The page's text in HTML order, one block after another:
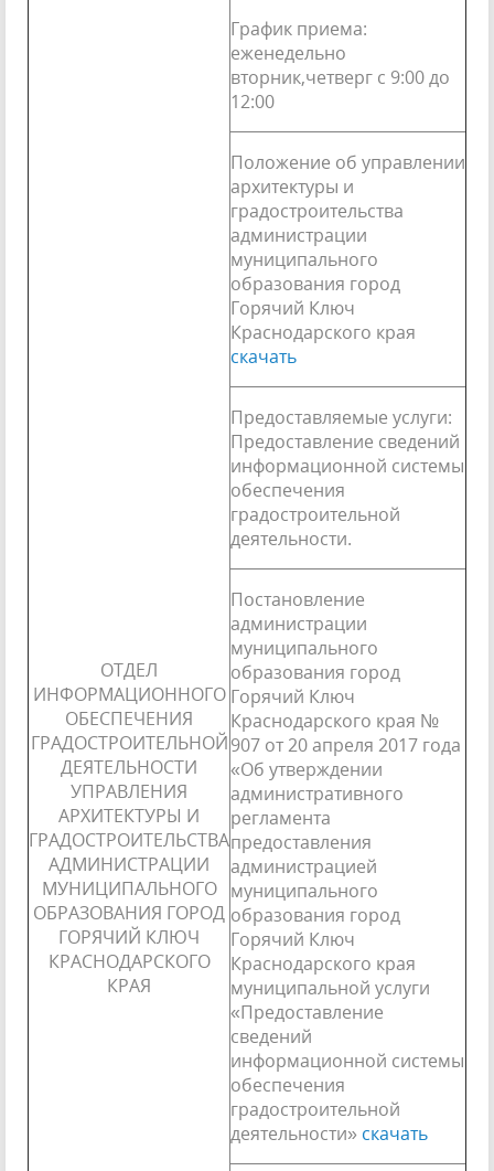
ОТДЕЛ
ИНФОРМАЦИОННОГО
ОБЕСПЕЧЕНИЯ
ГРАДОСТРОИТЕЛЬНОЙ
ДЕЯТЕЛЬНОСТИ
УПРАВЛЕНИЯ
АРХИТЕКТУРЫ И
ГРАДОСТРОИТЕЛЬСТВА
АДМИНИСТРАЦИИ
МУНИЦИПАЛЬНОГО
ОБРАЗОВАНИЯ ГОРОД
ГОРЯЧИЙ КЛЮЧ
КРАСНОДАРСКОГО
КРАЯ
График приема:
еженедельно
вторник,четверг с 9:00 до
12:00
Положение об управлении
архитектуры и
градостроительства
администрации
муниципального
образования город
Горячий Ключ
Краснодарского края
скачать
Предоставляемые услуги:
Предоставление сведений
информационной системы
обеспечения
градостроительной
деятельности.
Постановление
администрации
муниципального
образования город
Горячий Ключ
Краснодарского края №
907 от 20 апреля 2017 года
«Об утверждении
административного
регламента
предоставления
администрацией
муниципального
образования город
Горячий Ключ
Краснодарского края
муниципальной услуги
«Предоставление
сведений
информационной системы
обеспечения
градостроительной
деятельности» скачать